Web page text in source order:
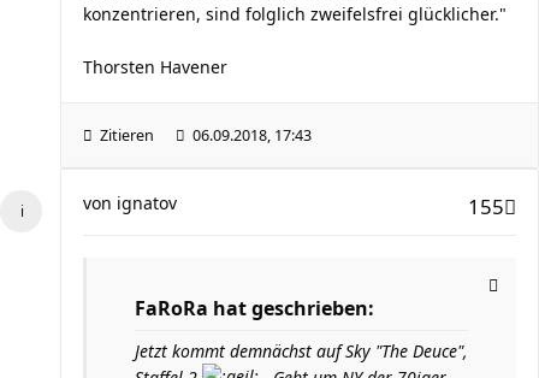
konzentrieren, sind folglich zweifelsfrei glücklicher."
Thorsten Havener
Zitieren 06.09.2018, 17:43
155
von ignatov
FaRoRa hat geschrieben:
Jetzt kommt demnächst auf Sky "The Deuce",